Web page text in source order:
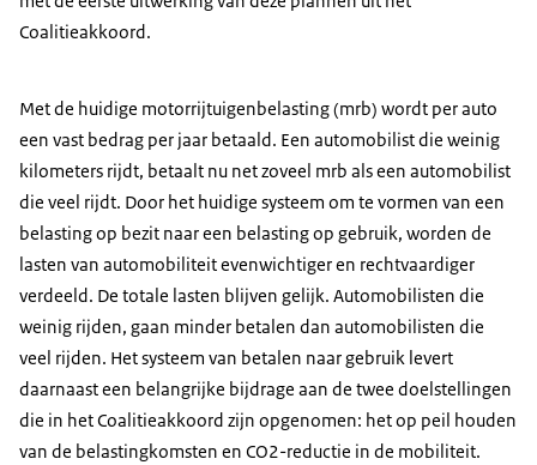
Coalitieakkoord.
Met de huidige motorrijtuigenbelasting (mrb) wordt per auto
een vast bedrag per jaar betaald. Een automobilist die weinig
kilometers rijdt, betaalt nu net zoveel mrb als een automobilist
die veel rijdt. Door het huidige systeem om te vormen van een
belasting op bezit naar een belasting op gebruik, worden de
lasten van automobiliteit evenwichtiger en rechtvaardiger
verdeeld. De totale lasten blijven gelijk. Automobilisten die
weinig rijden, gaan minder betalen dan automobilisten die
veel rijden. Het systeem van betalen naar gebruik levert
daarnaast een belangrijke bijdrage aan de twee doelstellingen
die in het Coalitieakkoord zijn opgenomen: het op peil houden
van de belastingkomsten en CO2-reductie in de mobiliteit.